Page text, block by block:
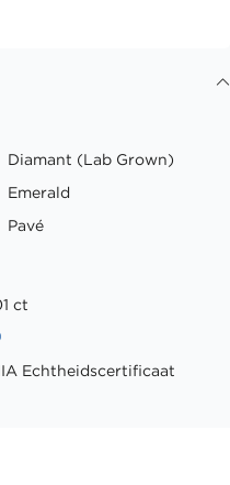
Diamant (Lab Grown)
Emerald
Pavé
ct
Echtheidscertificaat